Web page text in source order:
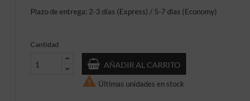
Plazo de entrega: 2-3 días (Express) / 5-7 días (Economy)
Cantidad
AÑADIR AL CARRITO
 Últimas unidades en stock